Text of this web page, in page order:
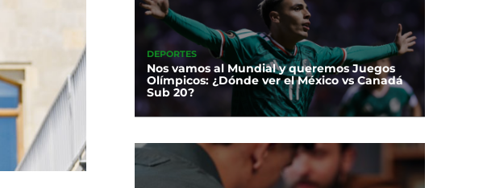
DEPORTES
Nos vamos al Mundial y queremos Juegos
Olímpicos: ¿Dónde ver el México vs Canadá
Sub 20?